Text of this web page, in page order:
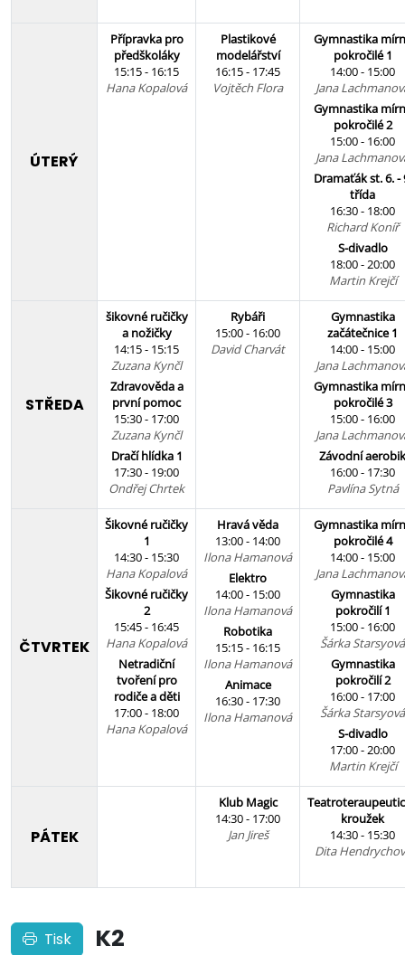
ÚTERÝ
Přípravka pro
předškoláky
15:15 - 16:15
Hana Kopalová
Plastikové
modelářství
16:15 - 17:45
Vojtěch Flora
Gymnastika
pokročilé 1
14:00 - 15:00
Jana
Gymnastika
pokročilé 2
15:00 - 16:00
Jana
Dramaťák st. 6. -
třída
16:30 - 18:00
Richard Koníř
S-divadlo
18:00 - 20:00
Martin Krejčí
STŘEDA
šikovné ručičky
a nožičky
14:15 - 15:15
Zuzana Kynčl
Zdravověda a
první pomoc
15:30 - 17:00
Zuzana Kynčl
Dračí hlídka 1
17:30 - 19:00
Ondřej Chrtek
Rybáři
15:00 - 16:00
David Charvát
Gymnastika
začátečnice 1
14:00 - 15:00
Jana
Gymnastika
pokročilé 3
15:00 - 16:00
Jana
Závodní aerobik
16:00 - 17:30
Pavlína Sytná
ČTVRTEK
Šikovné ručičky
1
14:30 - 15:30
Hana Kopalová
Šikovné ručičky
2
15:45 - 16:45
Hana Kopalová
Netradiční
tvoření pro
rodiče a děti
17:00 - 18:00
Hana Kopalová
Hravá věda
13:00 - 14:00
Ilona Hamanová
Elektro
14:00 - 15:00
Ilona Hamanová
Robotika
15:15 - 16:15
Ilona Hamanová
Animace
16:30 - 17:30
Ilona Hamanová
Gymnastika
pokročilé 4
14:00 - 15:00
Jana
Gymnastika
pokročilí 1
15:00 - 16:00
Šárka Starsyová
Gymnastika
pokročilí 2
16:00 - 17:00
Šárka Starsyová
S-divadlo
17:00 - 20:00
Martin Krejčí
PÁTEK
Klub Magic
14:30 - 17:00
Jan Jireš
kroužek
14:30 - 15:30
Dita
Tisk K2